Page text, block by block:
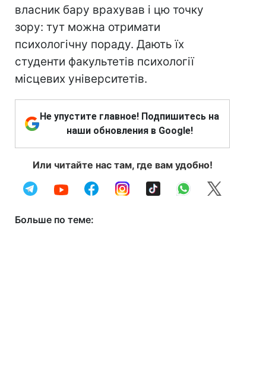
власник бару врахував і цю точку
зору: тут можна отримати
психологічну пораду. Дають їх
студенти факультетів психології
місцевих університетів.
Не упустите главное! Подпишитесь на
наши обновления в Google!
Или читайте нас там, где вам удобно!
Больше по теме: